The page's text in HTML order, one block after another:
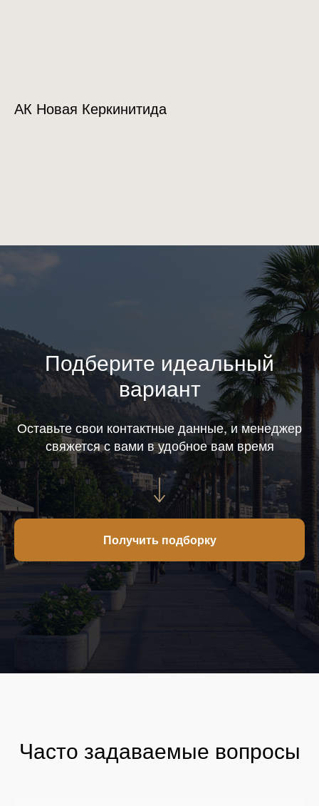
АК Новая Керкинитида
Подберите идеальный
вариант
Оставьте свои контактные данные, и менеджер
свяжется с вами в удобное вам время
Получить подборку
Часто задаваемые вопросы